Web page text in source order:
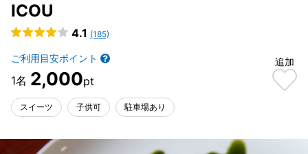
ICOU
4.1 (185)
ご利用目安ポイント
2,000
追加
スイーツ 子供可 駐車場あり